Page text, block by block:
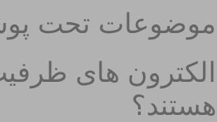
موضوعات تحت
الکترون های
هستند؟